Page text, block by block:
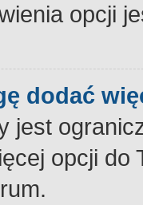
opcji
dodać
jest
opcji